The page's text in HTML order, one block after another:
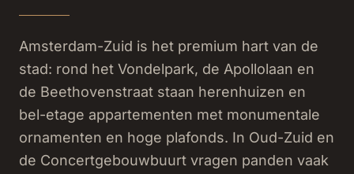
Amsterdam-Zuid is het premium hart van de
stad: rond het Vondelpark, de Apollolaan en
de Beethovenstraat staan herenhuizen en
bel-etage appartementen met monumentale
ornamenten en hoge plafonds. In Oud-Zuid en
de Concertgebouwbuurt vragen panden vaak